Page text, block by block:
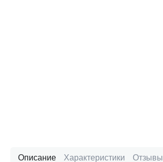
Описание Характеристики Отзывы